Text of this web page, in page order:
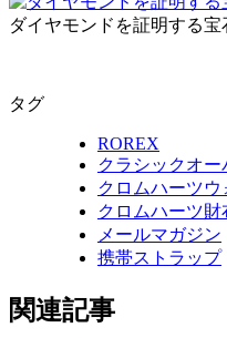
ダイヤモンドを証明する宝
タグ
ROREX
クラシックオー
クロムハーツウ
クロムハーツ財
メールマガジン
携帯ストラップ
関連記事